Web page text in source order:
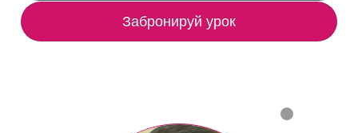
Забронируй урок